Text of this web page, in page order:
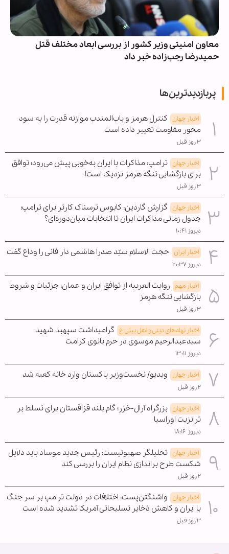
معاون امنیتی وزیر کشور از بررسی ابعاد مختلف قتل
حمیدرضا رجب‌زاده خبر داد
پربازدیدترین‌ها
اخبار جهان کنترل هرمز و باب‌المندب موازنه قدرت را به سود
محور مقاومت تغییر داده است
۳ روز قبل
اخبار جهان ترامپ: مذاکرات با ایران به‌خوبی پیش می‌رود؛ توافق
برای بازگشایی تنگه هرمز نزدیک است!
۳ روز قبل
اخبار جهان گزارش گاردین: کابوس ترسناک کارتر برای ترامپ؛
جدول زمانی مذاکرات ایران تا انتخابات میان‌دوره‌ای؟
دیروز ۱۰:۴۱
اخبار ایران حجت الاسلام سیّد صدرا هاشمی دار فانی را وداع گفت
دیروز ۲۰:۳۷
اخبار مهم روایت العربیه از توافق ایران و عمان؛ جزئیات و شروط
بازگشایی تنگه هرمز
۳ روز قبل
اخبار نهادهای دینی و اهل بیتی ع گرامیداشت سپهبد شهید
سیدعبدالرحیم موسوی در حرم بانوی کرامت
دیروز ۱۳:۱۱
اخبار جهان ویدیو/ نخست‌وزیر پاکستان وارد خانه کعبه شد
۲ روز قبل
اخبار جهان بزرگراه آرال-خزر؛ گام بلند قزاقستان برای تسلط بر
ترانزیت اوراسیا
دیروز ۱۸:۱۶
اخبار جهان تحلیلگر صهیونیست: رئیس جدید موساد باید دلایل
شکست طرح براندازی نظام ایران را بررسی کند
۲ روز قبل
اخبار جهان واشنگتن‌پست: اختلافات در دولت ترامپ بر سر جنگ
با ایران و کاهش ذخایر تسلیحاتی آمریکا تشدید شده است
۳ روز قبل